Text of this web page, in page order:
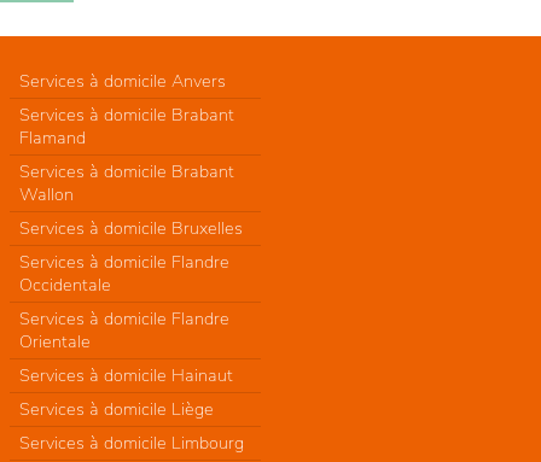
Services à domicile Anvers
Services à domicile Brabant
Flamand
Services à domicile Brabant
Wallon
Services à domicile Bruxelles
Services à domicile Flandre
Occidentale
Services à domicile Flandre
Orientale
Services à domicile Hainaut
Services à domicile Liège
Services à domicile Limbourg